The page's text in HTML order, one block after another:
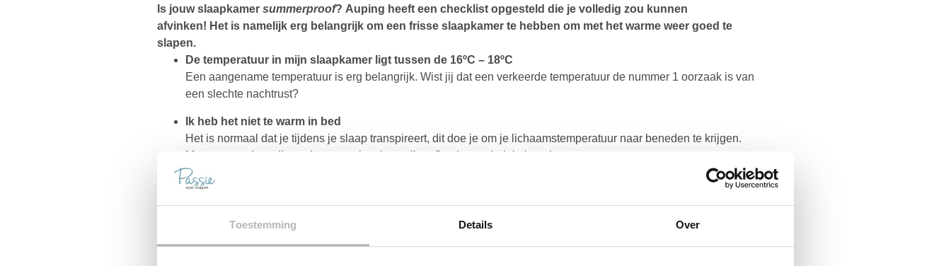
Toestemming Details Over
Is jouw slaapkamer summerproof? Auping heeft een checklist opgesteld die je volledig zou kunnen
afvinken! Het is namelijk erg belangrijk om een frisse slaapkamer te hebben om met het warme weer goed te
slapen.
De temperatuur in mijn slaapkamer ligt tussen de 16ºC – 18ºC
Een aangename temperatuur is erg belangrijk. Wist jij dat een verkeerde temperatuur de nummer 1 oorzaak is van
een slechte nachtrust?
Ik heb het niet te warm in bed
Het is normaal dat je tijdens je slaap transpireert, dit doe je om je lichaamstemperatuur naar beneden te krijgen.
Met een goed ventilerende matras kan je sneller afkoelen en heb je het niet te warm.
Mijn matras is niet ouder dan 10 jaar
Mijn kussen is niet ouder dan 2 à 3 jaar